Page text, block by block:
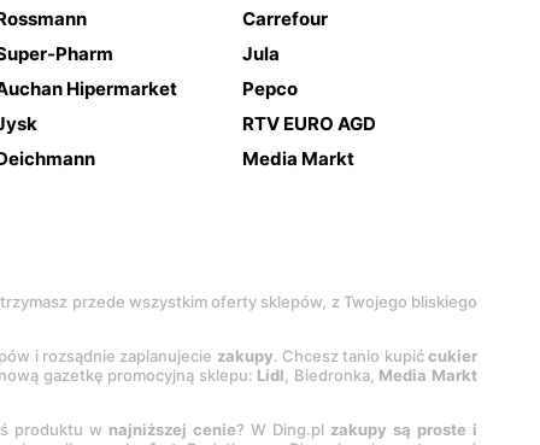
Carrefour
Pharm
Jula
Hipermarket
Pepco
RTV EURO AGD
Media Markt
przede wszystkim oferty sklepów, z Twojego bliskiego
i rozsądnie zaplanujecie zakupy. Chcesz tanio kupićcukier
gazetkę promocyjną sklepu: Lidl, Biedronka, Media Markt
produktu w najniższej cenie? W Ding.pl zakupy są proste i